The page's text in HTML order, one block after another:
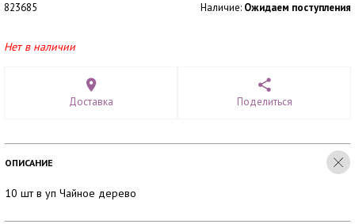
823685 Наличие: Ожидаем поступления
Нет в наличии
Доставка Поделиться
ОПИСАНИЕ
10 шт в уп Чайное дерево